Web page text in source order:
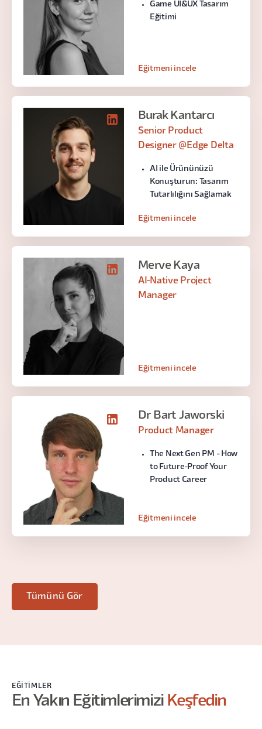
Game UI&UX Tasarım
Eğitimi
Eğitmeni incele
Burak Kantarcı
Senior Product
Designer @Edge Delta
AI ile Ürününüzü
Konuşturun: Tasarım
Tutarlılığını Sağlamak
Eğitmeni incele
Merve Kaya
AI-Native Project
Manager
Eğitmeni incele
Dr Bart Jaworski
Product Manager
The Next Gen PM - How
to Future-Proof Your
Product Career
Eğitmeni incele
Tümünü Gör
EĞITIMLER
En Yakın Eğitimlerimizi Keşfedin